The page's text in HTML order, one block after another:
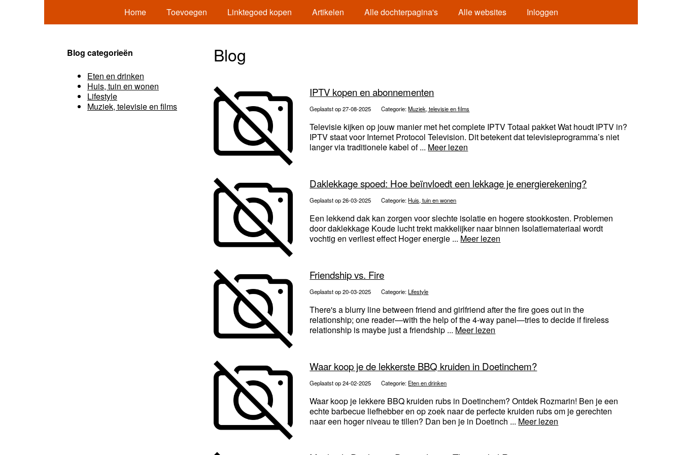
Home Toevoegen Linktegoed kopen Artikelen Alle dochterpagina's Alle websites Inloggen
Blog
IPTV kopen en abonnementen
Geplaatst op 27-08-2025 Categorie:Muziek, televisie en films
Televisie kijken op jouw manier met het complete IPTV Totaal pakket Wat houdt IPTV in?
IPTV staat voor Internet Protocol Television. Dit betekent dat televisieprogramma’s niet
langer via traditionele kabel of ... Meer lezen
Daklekkage spoed: Hoe beïnvloedt een lekkage je energierekening?
Geplaatst op 26-03-2025 Categorie: Huis, tuin en wonen
Een lekkend dak kan zorgen voor slechte isolatie en hogere stookkosten. Problemen
door daklekkage Koude lucht trekt makkelijker naar binnen Isolatiemateriaal wordt
vochtig en verliest effect Hoger energie ... Meer lezen
Friendship vs. Fire
Geplaatst op 20-03-2025 Categorie:Lifestyle
There's a blurry line between friend and girlfriend after the fire goes out in the
relationship; one reader—with the help of the 4-way panel—tries to decide if fireless
relationship is maybe just a friendship ... Meer lezen
Waar koop je de lekkerste BBQ kruiden in Doetinchem?
Geplaatst op 24-02-2025 Categorie: Eten en drinken
Waar koop je lekkere BBQ kruiden rubs in Doetinchem? Ontdek Rozmarin! Ben je een
echte barbecue liefhebber en op zoek naar de perfecte kruiden rubs om je gerechten
naar een hoger niveau te tillen? Dan ben je in Doetinch ... Meer lezen
Blog categorieën
Eten en drinken
Huis, tuin en wonen
Lifestyle
Muziek, televisie en films